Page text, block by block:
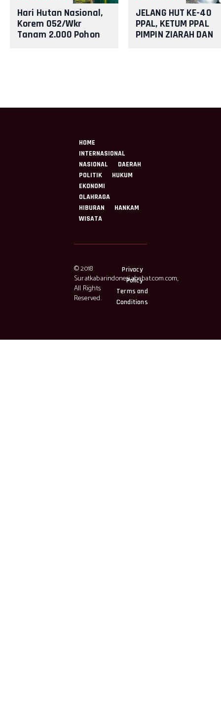
Hari Hutan Nasional,
Korem 052/Wkr
Tanam 2.000 Pohon
JELANG HUT KE-40
PPAL, KETUM PPAL
PIMPIN ZIARAH DAN
HOME
INTERNASIONAL
NASIONAL
DAERAH
POLITIK
HUKUM
EKONOMI
OLAHRAGA
HIBURAN
HANKAM
WISATA
© 2018
Suratkabarindonesiahebat.com.com,
All Rights
Reserved.
Privacy
Policy
Terms and
Conditions